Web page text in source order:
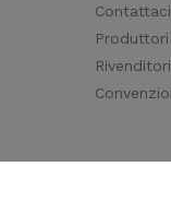
Contattaci
Produttori